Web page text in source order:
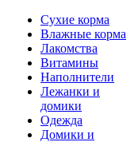
Сухие корма
Влажные корма
Лакомства
Витамины
Наполнители
Лежанки и
домики
Одежда
Домики и